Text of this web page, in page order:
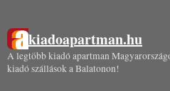
kiadoapartman.hu
A legtöbb kiadó apartman
kiadó szállások a Balatonon!